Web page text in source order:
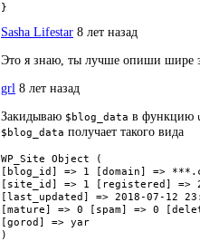
}
Sasha Lifestar 8 лет назад
Это я знаю, ты лучше опиши шире
grl 8 лет назад
Закидываю $blog_data в функцию
$blog_data получает такого вида
WP_Site Object (
[blog_id] => 1 [domain] =>
[site_id] => 1 [registered] =>
[last_updated] => 2018-07-12
[mature] => 0 [spam] => 0
[gorod] => yar
)